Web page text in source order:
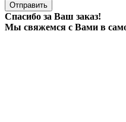
Отправить
Спасибо за Ваш заказ!
Мы свяжемся с Вами в